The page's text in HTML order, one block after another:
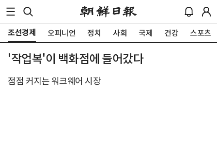
조선경제 오피니언 정치 사회 국제 건강 스포츠
'작업복'이 백화점에 들어갔다
점점 커지는 워크웨어 시장